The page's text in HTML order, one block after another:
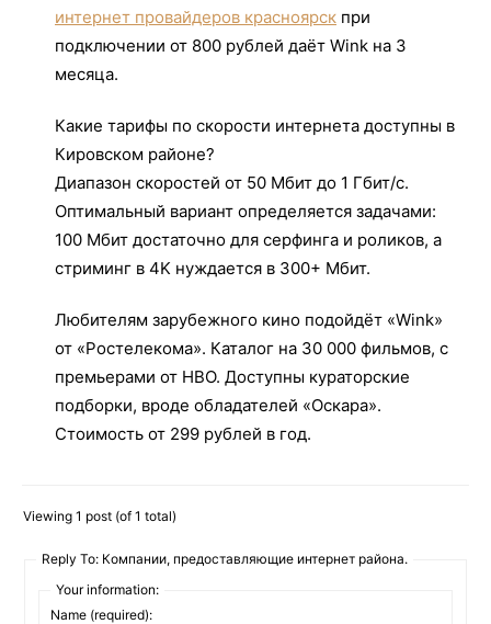
интернет провайдеров красноярск при
подключении от 800 рублей даёт Wink на 3
месяца.
Какие тарифы по скорости интернета доступны в
Кировском районе?
Диапазон скоростей от 50 Мбит до 1 Гбит/с.
Оптимальный вариант определяется задачами:
100 Мбит достаточно для серфинга и роликов, а
стриминг в 4K нуждается в 300+ Мбит.
Любителям зарубежного кино подойдёт «Wink»
от «Ростелекома». Каталог на 30 000 фильмов, с
премьерами от HBO. Доступны кураторские
подборки, вроде обладателей «Оскара».
Стоимость от 299 рублей в год.
Viewing 1 post (of 1 total)
Reply To: Компании, предоставляющие интернет района.
Your information:
Name (required):